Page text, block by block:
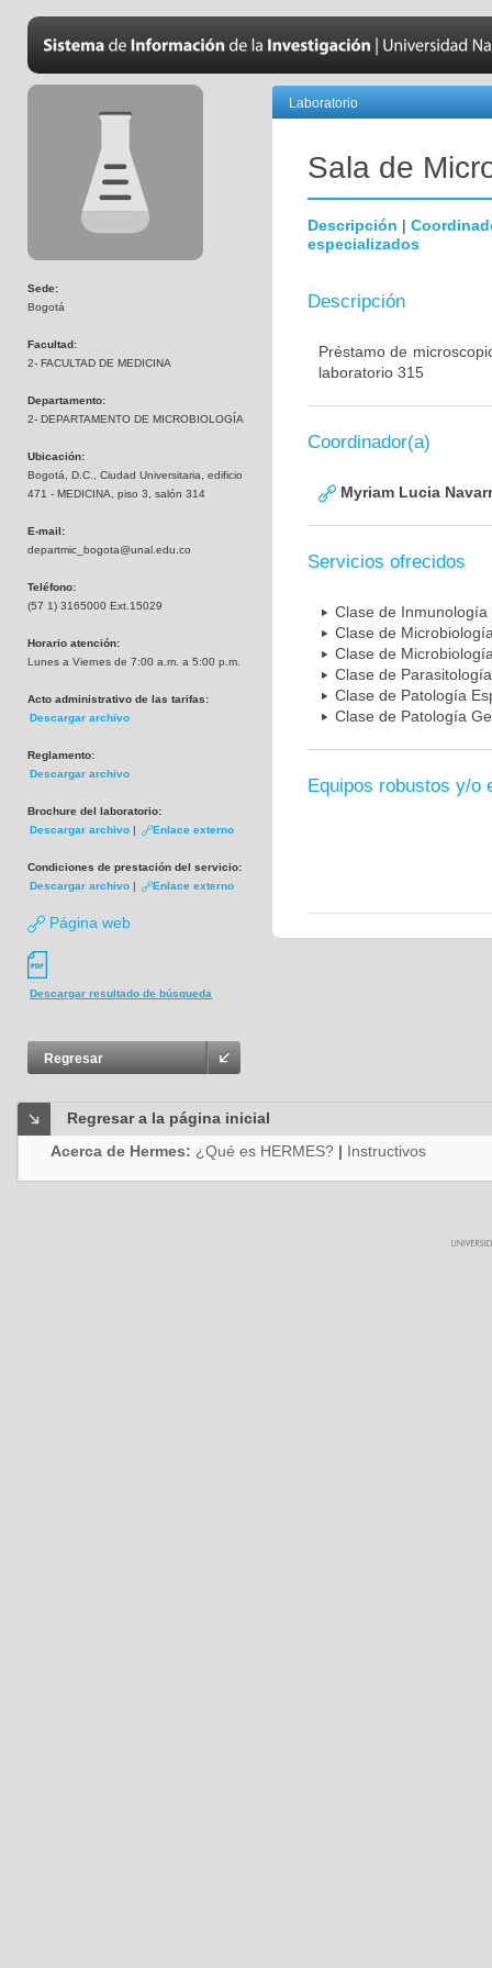
Sede:
Bogotá
Facultad:
2- FACULTAD DE MEDICINA
Departamento:
2- DEPARTAMENTO DE MICROBIOLOGÍA
Ubicación:
Bogotá, D.C., Ciudad Universitaria, edificio
471 - MEDICINA, piso 3, salón 314
E-mail:
departmic_bogota@unal.edu.co
Teléfono:
(57 1) 3165000 Ext.15029
Horario atención:
Lunes a Viernes de 7:00 a.m. a 5:00 p.m.
Acto administrativo de las tarifas:
Descargar archivo
Reglamento:
Descargar archivo
Brochure del laboratorio:
Descargar archivo | Enlace externo
Condiciones de prestación del servicio:
Descargar archivo | Enlace externo
Página web
Descargar resultado de búsqueda
Regresar
Laboratorio
Sala de
Descripción |
especializados
Descripción
Préstamo de
laboratorio 315
Coordinador(a)
Myriam Lucia
Servicios ofrecidos
Clase de Inmunología
Clase de
Clase de
Clase de Parasitología
Clase de Patología
Clase de Patología
Equipos robustos y/o
Regresar a la página inicial
Acerca de Hermes: ¿Qué es HERMES? | Instructivos